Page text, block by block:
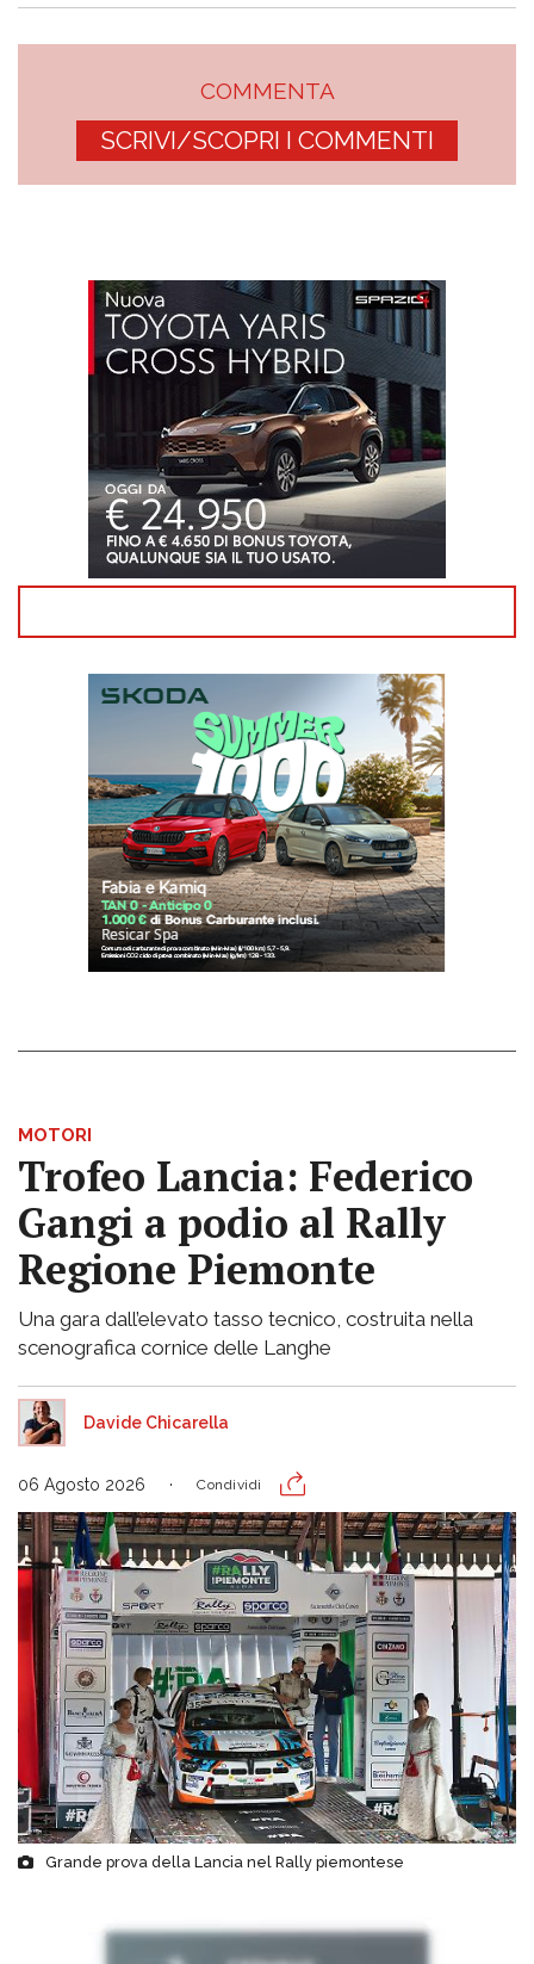
COMMENTA
SCRIVI/SCOPRI I COMMENTI
MOTORI
Trofeo Lancia: Federico
Gangi a podio al Rally
Regione Piemonte
Una gara dall’elevato tasso tecnico, costruita nella
scenografica cornice delle Langhe
Davide Chicarella
06 Agosto 2026 Condividi
Grande prova della Lancia nel Rally piemontese